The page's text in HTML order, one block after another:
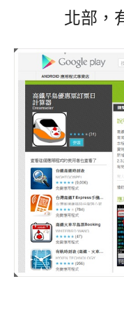
北部，